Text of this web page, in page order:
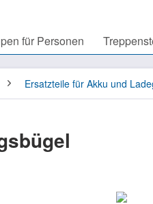
für Personen
Ersatzteile für Akku und